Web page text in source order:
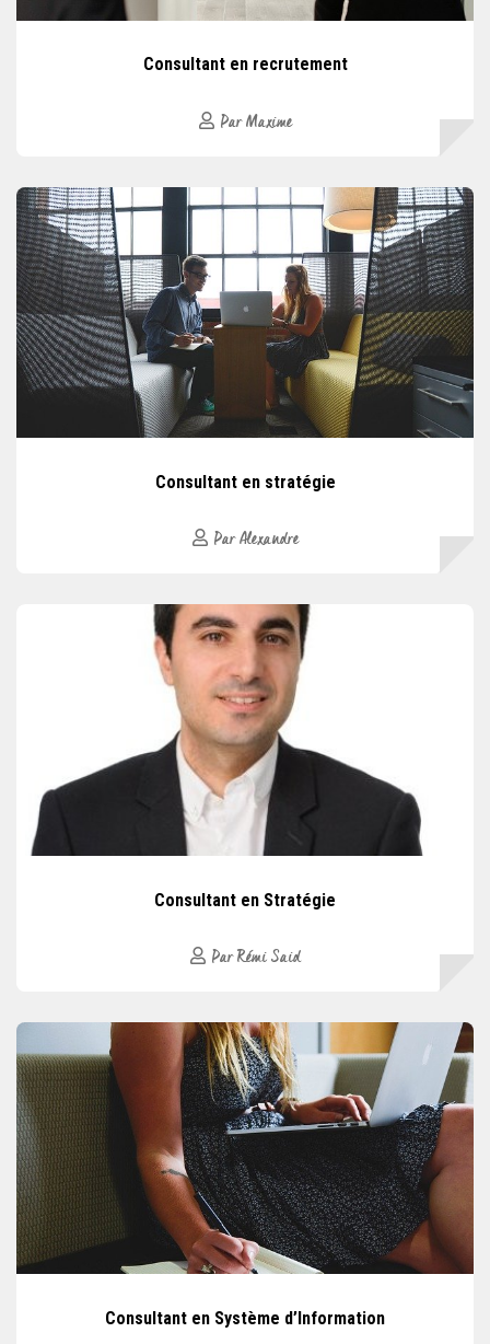
Consultant en recrutement
Par Maxime
Consultant en stratégie
Par Alexandre
Consultant en Stratégie
Par Rémi Said
Consultant en Système d’Information